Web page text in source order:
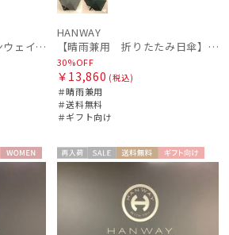
【晴雨兼用 日傘】ハンウェイ（ＨＡＮＷＡＹ）Margot（マーゴット）
HANWAY
【晴雨兼用 折りたたみ日傘】ハンウェイ（ＨＡＮＷＡＹ）Angela（アンジェラ）
30%OFF
￥13,860 (税込)
＃晴雨兼用
＃送料無料
＃ギフト向け
WOME
再入 セー 送料無 ギフト
WOME